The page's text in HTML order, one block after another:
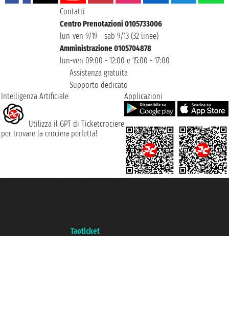
Contatti
Centro Prenotazioni 0105733006
lun-ven 9/19 - sab 9/13 (32 linee)
Amministrazione 0105704878
lun-ven 09:00 - 12:00 e 15:00 - 17:00
Assistenza gratuita
Supporto dedicato
Intelligenza Artificiale
Utilizza il GPT di Ticketcrociere
per trovare la crociera perfetta!
Applicazioni
Taoticket